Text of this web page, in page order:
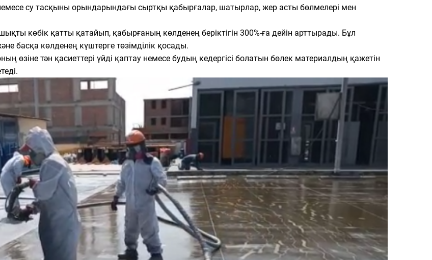
су тасқыны орындарындағы сыртқы қабырғалар, шатырлар, жер асты бөлмелері мен
көбік қатты қатайып, қабырғаның көлденең беріктігін 300%-ға дейін арттырады. Бұл
басқа көлденең күштерге төзімділік қосады.
өзіне тән қасиеттері үйді қаптау немесе будың кедергісі болатын бөлек материалдың қажетін